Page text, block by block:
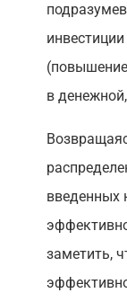
в
введенных
заметить,